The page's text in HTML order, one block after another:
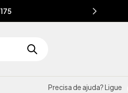
Precisa de ajuda? Ligue